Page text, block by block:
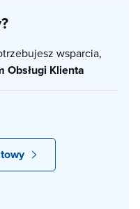
wsparcia,
Obsługi Klienta